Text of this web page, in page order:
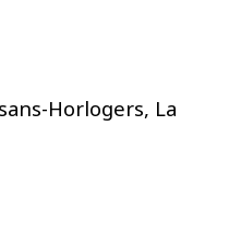
Horlogers, La